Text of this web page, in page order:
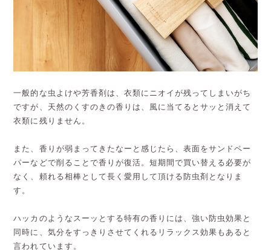
一般的な虫よけや芳香剤は、衣類にニオイが残ってしまいがち
ですが、天然のくすのきの香りは、風に当てるとサッと消えて
衣類に残りません。
また、香りが弱まってきたなーと感じたら、表面をサンドペー
パーなどで削ることで香りが復活。短期間で買い替える必要が
なく、頼れる相棒として長く愛用して頂ける防虫剤となりま
す。
ハッカのようなスーッとする特有の香りには、強い防虫効果と
同時に、気分をすっきりさせてくれるリラックス効果もあると
言われています。